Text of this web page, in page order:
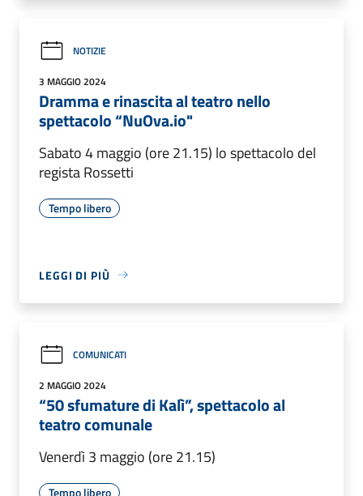
NOTIZIE
3 MAGGIO 2024
Dramma e rinascita al teatro nello
spettacolo “NuOva.io"
Sabato 4 maggio (ore 21.15) lo spettacolo del
regista Rossetti
Tempo libero
LEGGI DI PIÙ
COMUNICATI
2 MAGGIO 2024
“50 sfumature di Kalì”, spettacolo al
teatro comunale
Venerdì 3 maggio (ore 21.15)
Tempo libero